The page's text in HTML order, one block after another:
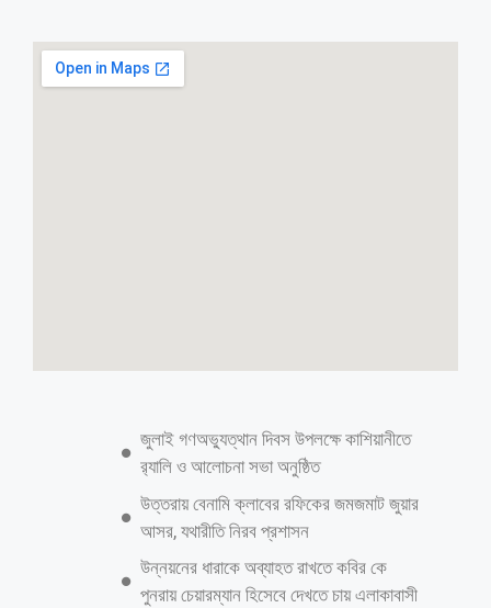
জুলাই গণঅভ্যুত্থান দিবস উপলক্ষে কাশিয়ানীতে
র‍্যালি ও আলোচনা সভা অনুষ্ঠিত
উত্তরায় বেনামি ক্লাবের রফিকের জমজমাট জুয়ার
আসর, যথারীতি নিরব প্রশাসন
উন্নয়নের ধারাকে অব্যাহত রাখতে কবির কে
পুনরায় চেয়ারম্যান হিসেবে দেখতে চায় এলাকাবাসী